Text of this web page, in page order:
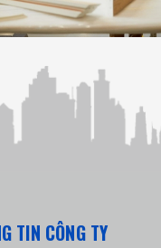
TIN CÔNG TY